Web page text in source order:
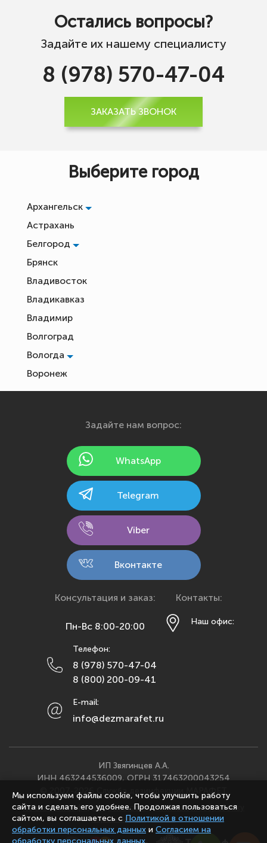
Остались вопросы?
Задайте их нашему специалисту
8 (978) 570-47-04
ЗАКАЗАТЬ ЗВОНОК
Выберите город
Архангельск
Астрахань
Белгород
Брянск
Владивосток
Владикавказ
Владимир
Волгоград
Вологда
Воронеж
Екатеринбург
Йошкар-Ола
Калининград
Кемерово
Кострома
Краснодар
Красноярск
Махачкала
Москва
Набережные Челны
Нижний Новгород
Новосибирск
Орел
Оренбург
Пенза
Пермь
Задайте нам вопрос:
WhatsApp
Telegram
Viber
Вконтакте
Консультация и заказ:
Пн-Вс 8:00-20:00
Телефон:
8 (978) 570-47-04
8 (800) 200-09-41
E-mail:
info@dezmarafet.ru
Контакты:
Наш офис:
ИП Звягинцев А.А.
ИНН 463244536009, ОГРН 317463200043254
© 2007-2026 Служба дезинфекции МАРАФЕТ
Политика конфиденциальности ·Согласие на обработку
персональных данных
Мы используем файлы cookie, чтобы улучшить работу
сайта и сделать его удобнее. Продолжая пользоваться
сайтом, вы соглашаетесь с Политикой в отношении
обработки персональных данных и Согласием на
обработку персональных данных